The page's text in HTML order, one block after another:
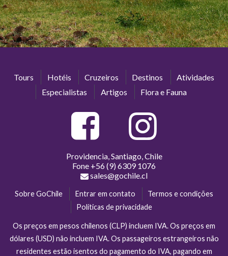
Tours Hotéis Cruzeiros Destinos
Atividades
Especialistas
Artigos Flora e Fauna
Providencia, Santiago, Chile
Fone +56 (9) 6309 1076
sales@gochile.cl
Sobre GoChile Entrar em contato
Termos e condições
Políticas de privacidade
Os preços em pesos chilenos (CLP) incluem IVA. Os preços em
dólares (USD) não incluem IVA. Os passageiros estrangeiros não
residentes estão isentos do pagamento do IVA, pagando em